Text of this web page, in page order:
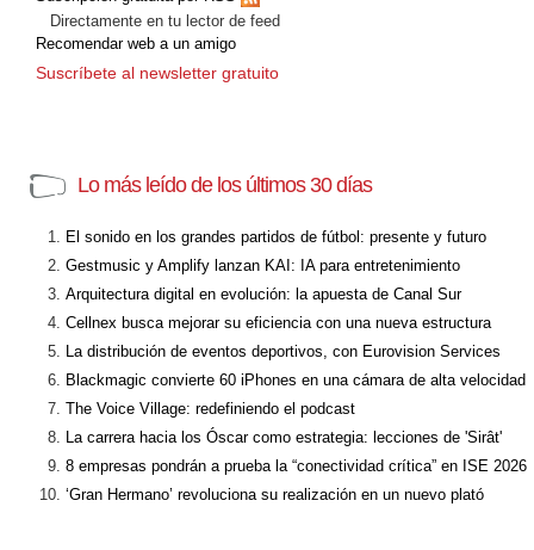
Directamente en tu lector de feed
Recomendar web a un amigo
Suscríbete al newsletter gratuito
Lo más leído de los últimos 30 días
El sonido en los grandes partidos de fútbol: presente y futuro
Gestmusic y Amplify lanzan KAI: IA para entretenimiento
Arquitectura digital en evolución: la apuesta de Canal Sur
Cellnex busca mejorar su eficiencia con una nueva estructura
La distribución de eventos deportivos, con Eurovision Services
Blackmagic convierte 60 iPhones en una cámara de alta velocidad
The Voice Village: redefiniendo el podcast
La carrera hacia los Óscar como estrategia: lecciones de 'Sirât'
8 empresas pondrán a prueba la “conectividad crítica” en ISE 2026
‘Gran Hermano’ revoluciona su realización en un nuevo plató